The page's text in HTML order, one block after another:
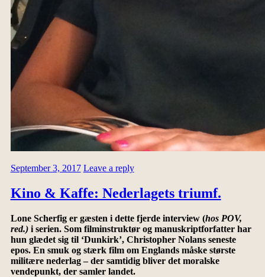
September 3, 2017 Leave a reply
Kino & Kaffe: Nederlagets triumf.
Lone Scherfig er gæsten i dette fjerde interview (hos POV,
red.)i serien. Som filminstruktør og manuskriptforfatter har
hun glædet sig til ‘Dunkirk’, Christopher Nolans seneste
epos. En smuk og stærk film om Englands måske største
militære nederlag – der samtidig bliver det moralske
vendepunkt, der samler landet.